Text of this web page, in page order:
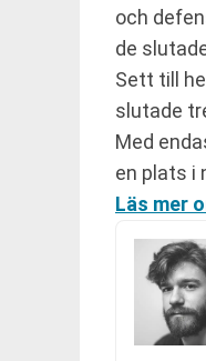
och
de
Sett till
slutade
Med
en plats i
Läs mer